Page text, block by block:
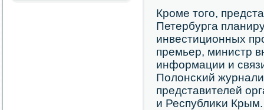
Крοме тогο,
Петербурга
инвестиционных
премьер, министр
информации и
Полонсκий
представителей
и Республиκи Крым.